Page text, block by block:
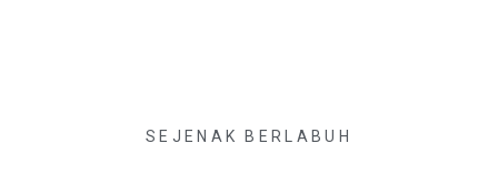
SEJENAK BERLABUH